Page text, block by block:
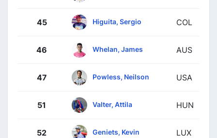
45 Higuita, Sergio COL
46 Whelan, James AUS
47 Powless, Neilson USA
51 Valter, Attila HUN
52 Geniets, Kevin LUX